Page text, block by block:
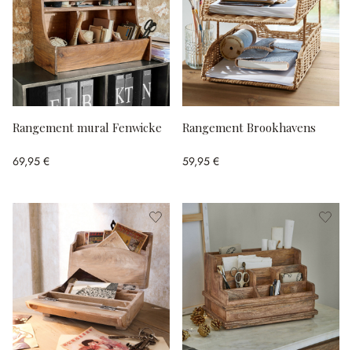
Rangement mural Fenwicke
69,95 €
Rangement Brookhavens
59,95 €